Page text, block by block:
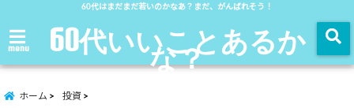
60代はまだまだ若いのかなあ？まだ、がんばれそう！
menu 60代いいことあるか
な？
ホーム 投資